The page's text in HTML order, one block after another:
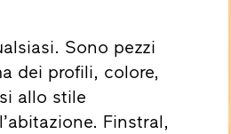
Sono pezzi
dei profili, colore,
allo stile
Finstral,